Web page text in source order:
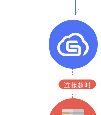
连接超时